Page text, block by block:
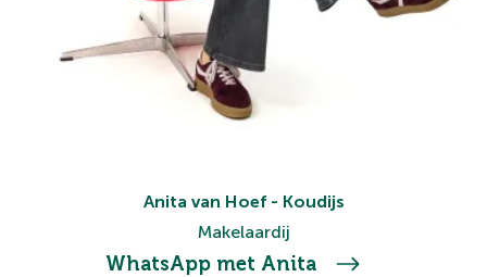
Anita van Hoef - Koudijs
Makelaardij
WhatsApp met Anita